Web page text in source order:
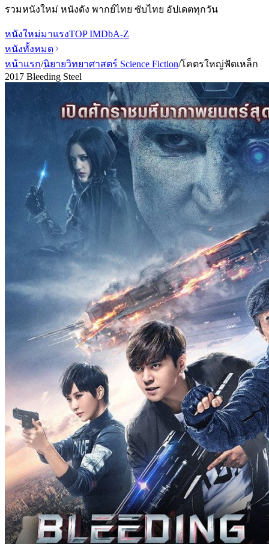
รวมหนังใหม่ หนังดัง พากย์ไทย ซับไทย อัปเดตทุกวัน
หนังใหม่มาแรงTOP IMDbA-Z
หนังทั้งหมด
หน้าแรก/นิยายวิทยาศาสตร์ Science Fiction/โคตรใหญ่ฟัดเหล็ก
2017 Bleeding Steel